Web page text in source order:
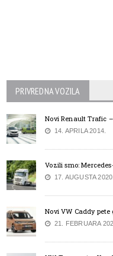
PRIVREDNA VOZILA
Novi Renault Trafic
14. APRILA 2014.
Vozili smo:
17. AUGUSTA 2020.
Novi VW Caddy
21. FEBRUARA